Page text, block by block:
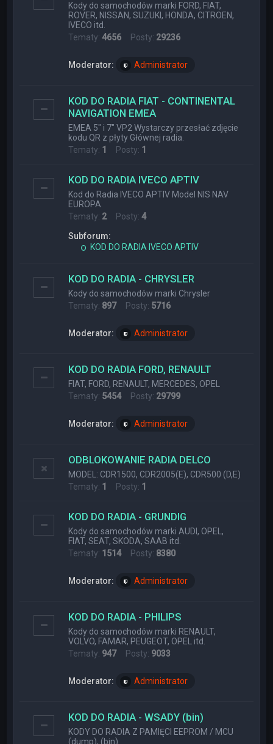
Kody do samochodów marki FORD, FIAT,
ROVER, NISSAN, SUZUKI, HONDA, CITROEN,
IVECO itd.
Tematy:4656 Posty: 29236
Moderator: Administrator
KOD DO RADIA FIAT - CONTINENTAL
NAVIGATION EMEA
EMEA 5" i 7" VP2 Wystarczy przesłać zdjęcie
kodu QR z płyty Głównej radia.
Tematy: 1 Posty: 1
KOD DO RADIA IVECO APTIV
Kod do Radia IVECO APTIV Model NIS NAV
EUROPA
Tematy: 2Posty:4
Subforum:
KOD DO RADIA IVECO APTIV
KOD DO RADIA - CHRYSLER
Kody do samochodów marki Chrysler
Tematy: 897Posty: 5716
Moderator: Administrator
KOD DO RADIA FORD, RENAULT
FIAT, FORD, RENAULT, MERCEDES, OPEL
Tematy: 5454Posty: 29799
Moderator: Administrator
ODBLOKOWANIE RADIA DELCO
MODEL: CDR1500, CDR2005(E), CDR500 (D,E)
Tematy: 1 Posty: 1
KOD DO RADIA - GRUNDIG
Kody do samochodów marki AUDI, OPEL,
FIAT, SEAT, SKODA, SAAB itd.
Tematy: 1514Posty: 8380
Moderator: Administrator
KOD DO RADIA - PHILIPS
Kody do samochodów marki RENAULT,
VOLVO, FAMAR, PEUGEOT, OPEL itd.
Tematy: 947Posty: 9033
Moderator: Administrator
KOD DO RADIA - WSADY (bin)
KODY DO RADIA Z PAMIĘCI EEPROM / MCU
(dump), (bin)